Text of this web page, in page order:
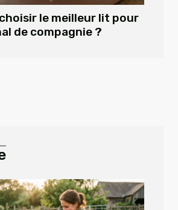
le meilleur lit pour
de compagnie ?